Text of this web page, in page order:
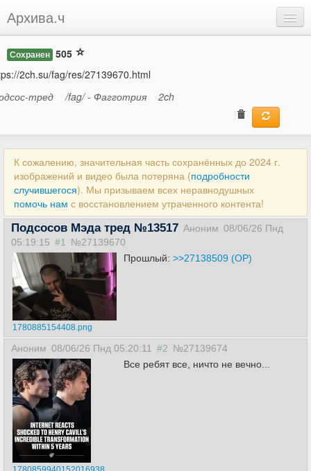
Архива.ч
Войти
Сохранен 505
2ch.su/fag/res/27139670.html
тред
/fag/ - Фагготрия 2ch
К сожалению, значительная часть сохранённых до 2024 г.
изображений и видео была потеряна (подробности
случившегося). Мы призываем всех неравнодушных
помочь нам с восстановлением утраченного контента!
Подсосов Мэда тред №13517 Аноним 08/06/26 Пнд
05:19:15 #1 №27139670
1780885154408.png
Прошлый: >>27138509 (OP)
Аноним 08/06/26 Пнд 05:20:11 #2 №27139674
Все ребят все, ничто не вечно...